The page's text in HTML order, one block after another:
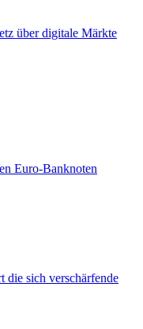
über digitale Märkte
Euro-Banknoten
die sich verschärfende